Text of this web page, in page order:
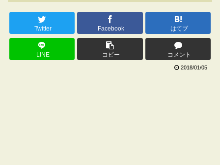
Twitter Facebook はてブ
LINE コピー コメント
2018/01/05